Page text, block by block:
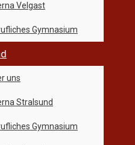
Velgast
Gymnasium
uns
Stralsund
Gymnasium